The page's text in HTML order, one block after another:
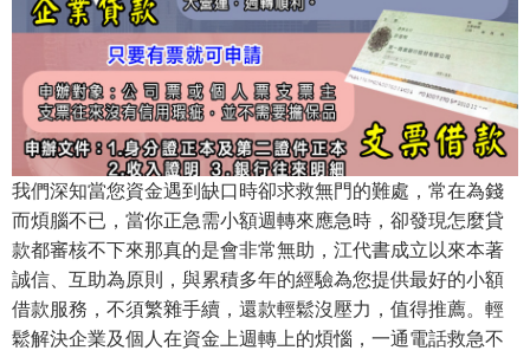
我們深知當您資金遇到缺口時卻求救無門的難處，常在為錢
而煩腦不已，當你正急需小額週轉來應急時，卻發現怎麼貸
款都審核不下來那真的是會非常無助，江代書成立以來本著
誠信、互助為原則，與累積多年的經驗為您提供最好的小額
借款服務，不須繁雜手續，還款輕鬆沒壓力，值得推薦。輕
鬆解決企業及個人在資金上週轉上的煩惱，一通電話救急不